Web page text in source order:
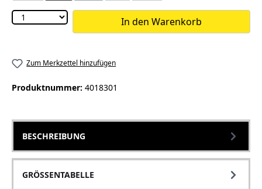
In den Warenkorb
Zum Merkzettel hinzufügen
Produktnummer: 4018301
BESCHREIBUNG
GRÖSSENTABELLE